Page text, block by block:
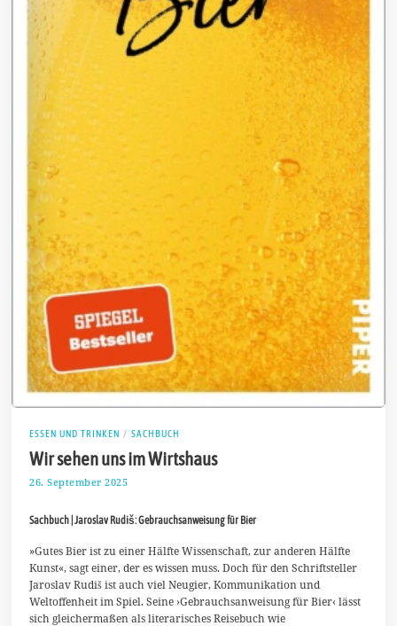
ESSEN UND TRINKEN / SACHBUCH
Wir sehen uns im Wirtshaus
26. September 2025
k
o
b
e
r
2
0
Sachbuch | Jaroslav Rudiš: Gebrauchsanweisung für Bier
»Gutes Bier ist zu einer Hälfte Wissenschaft, zur anderen Hälfte
Kunst«, sagt einer, der es wissen muss. Doch für den Schriftsteller
Jaroslav Rudiš ist auch viel Neugier, Kommunikation und
Weltoffenheit im Spiel. Seine ›Gebrauchsanweisung für Bier‹ lässt
sich gleichermaßen als literarisches Reisebuch wie